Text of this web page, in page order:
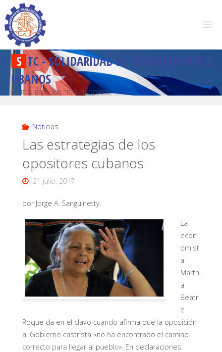
S TC-SOLIDARIDADD R A BAJADORES C
U BANOS
POR CUBA Y LOS TRABAJADORES
Noticias
Las estrategias de los
opositores cubanos
21 julio, 2017
por Jorge A. Sanguinetty.
La
econ
omist
a
Marth
a
Beatri
z
Roque da en el clavo cuando afirma que la oposición
al Gobierno castrista «no ha encontrado el camino
correcto para llegar al pueblo». En declaraciones